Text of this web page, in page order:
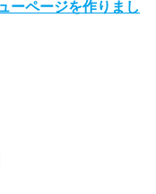
ーページを作りまし